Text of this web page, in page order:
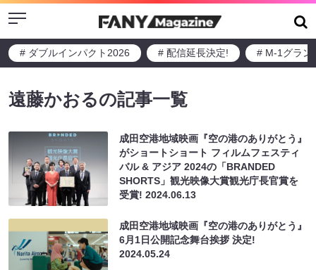
Menu
# ダブルインパクト2026 # 配信延長決定! # M-1グラン
遠藤かおるの記事一覧
成田空港地域映画『空の港のありがとう』
がショートショート フィルムフェスティ
バル & アジア 2024の「BRANDED
SHORTS」観光映像大賞観光庁長官賞を
受賞!2024.06.13
成田空港地域映画『空の港のありがとう』
6月1日公開記念舞台挨拶 決定!
2024.05.24